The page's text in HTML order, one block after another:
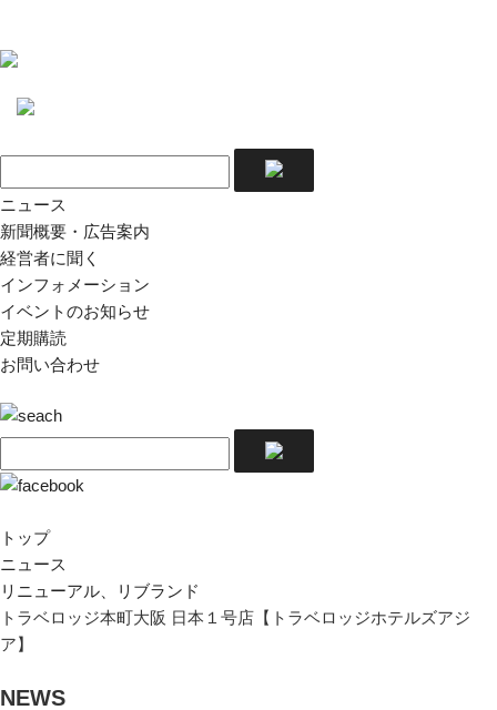
ニュース
新聞概要・広告案内
経営者に聞く
インフォメーション
イベントのお知らせ
定期購読
お問い合わせ
トップ
ニュース
リニューアル、リブランド
トラベロッジ本町大阪 日本１号店【トラベロッジホテルズアジ
ア】
NEWS